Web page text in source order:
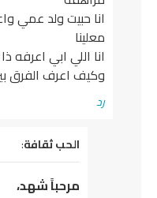
انا حبيت ولد عمي
انا اللي ابي اعرفه ذا حب
وكيف اعرف الفرق بين
الحب ثقافة:
مرحباً شهد،